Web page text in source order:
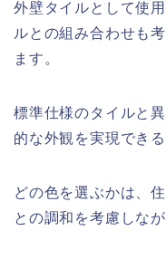
外壁タイルとして使
ルとの組み合わせも
ます。
標準仕様のタイルと
的な外観を実現でき
どの色を選ぶかは、
との調和を考慮しな